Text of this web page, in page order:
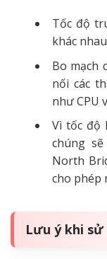
Tốc độ
khác
Bo mạch
nối các
như CPU
Vì tốc độ
chúng
North
cho phép
Lưu ý khi sử